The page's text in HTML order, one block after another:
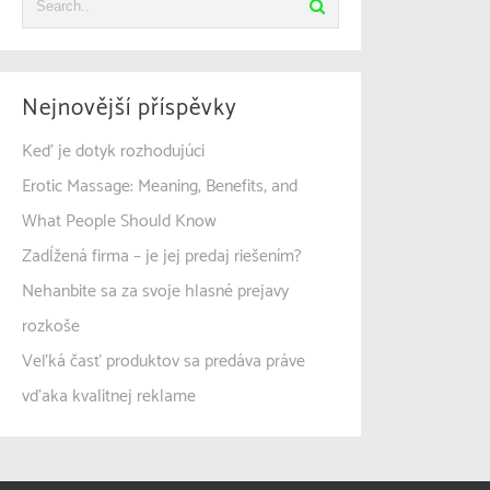
Nejnovější příspěvky
Keď je dotyk rozhodujúci
Erotic Massage: Meaning, Benefits, and
What People Should Know
Zadĺžená firma – je jej predaj riešením?
Nehanbite sa za svoje hlasné prejavy
rozkoše
Veľká časť produktov sa predáva práve
vďaka kvalitnej reklame